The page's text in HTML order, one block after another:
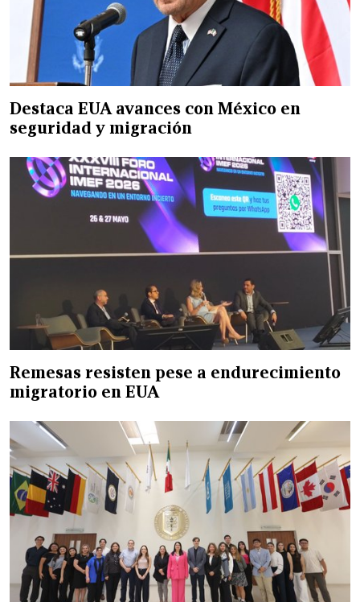
Destaca EUA avances con México en
seguridad y migración
Remesas resisten pese a endurecimiento
migratorio en EUA